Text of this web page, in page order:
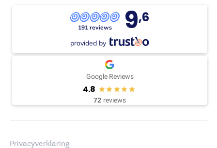
191 reviews 9,6
provided by
Google Reviews
4.8
72 reviews
Privacyverklaring